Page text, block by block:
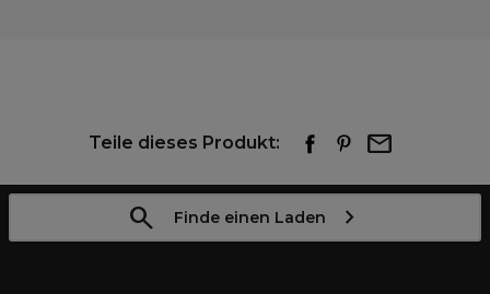
Teile dieses Produkt:
Finde einen Laden